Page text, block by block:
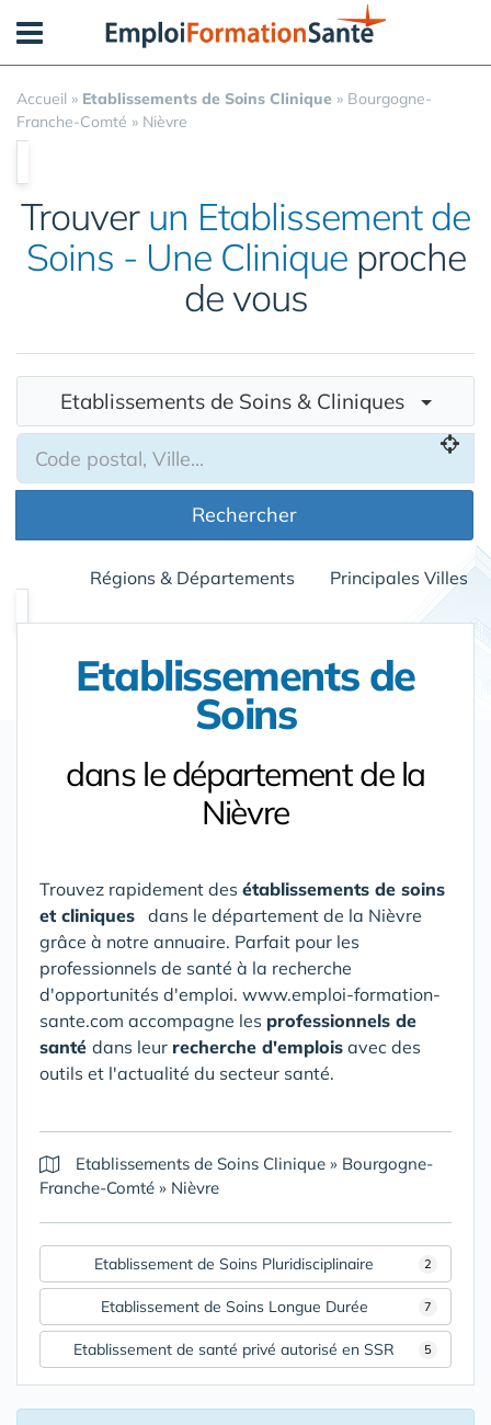
Accueil » Etablissements de Soins Clinique » Bourgogne-
Franche-Comté » Nièvre
Trouver un Etablissement de
Soins - Une Cliniqueproche
de vous
Etablissements de Soins & Cliniques
Rechercher
Régions & Départements Principales Villes
Etablissements de
Soins
dans le département de la
Nièvre
Trouvez rapidement des établissements de soins
et cliniques dans le département de la Nièvre
grâce à notre annuaire. Parfait pour les
professionnels de santé à la recherche
d'opportunités d'emploi. www.emploi-formation-
sante.com accompagne les professionnels de
santé dans leur recherche d'emplois avec des
outils et l'actualité du secteur santé.
Etablissements de Soins Clinique » Bourgogne-
Franche-Comté » Nièvre
2
Etablissement de Soins Pluridisciplinaire
7
Etablissement de Soins Longue Durée
5
Etablissement de santé privé autorisé en SSR